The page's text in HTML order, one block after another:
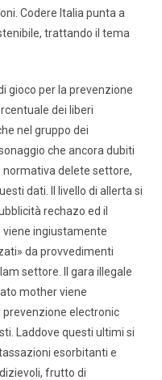
Codere Italia punta a
trattando il tema
gioco per la prevenzione
dei liberi
nel gruppo dei
che ancora dubiti
normativa delete settore,
dati. Il livello di allerta si
rechazo ed il
ingiustamente
da provvedimenti
settore. Il gara illegale
mother viene
electronic
Laddove questi ultimi si
esorbitanti e
frutto di